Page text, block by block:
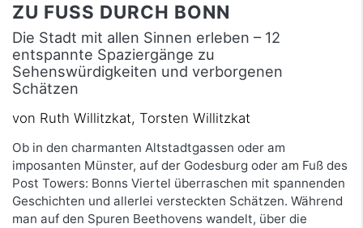
ZU FUSS DURCH BONN
Die Stadt mit allen Sinnen erleben – 12
entspannte Spaziergänge zu
Sehenswürdigkeiten und verborgenen
Schätzen
von Ruth Willitzkat, Torsten Willitzkat
Ob in den charmanten Altstadtgassen oder am
imposanten Münster, auf der Godesburg oder am Fuß des
Post Towers: Bonns Viertel überraschen mit spannenden
Geschichten und allerlei versteckten Schätzen. Während
man auf den Spuren Beethovens wandelt, über die